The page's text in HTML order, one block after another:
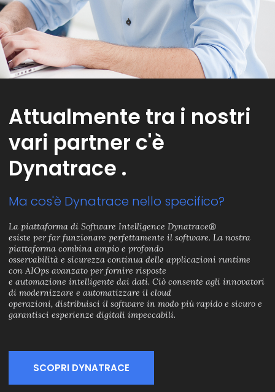
Attualmente tra i nostri
vari partner c'è
Dynatrace .
Ma cos'è Dynatrace nello specifico?
La piattaforma di Software Intelligence Dynatrace®
esiste per far funzionare perfettamente il software. La nostra
piattaforma combina ampio e profondo
osservabilità e sicurezza continua delle applicazioni runtime
con AIOps avanzato per fornire risposte
e automazione intelligente dai dati. Ciò consente agli innovatori
di modernizzare e automatizzare il cloud
operazioni, distribuisci il software in modo più rapido e sicuro e
garantisci esperienze digitali impeccabili.
SCOPRI DYNATRACE